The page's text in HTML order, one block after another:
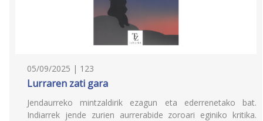
05/09/2025 | 123
Lurraren zati gara
Jendaurreko mintzaldirik ezagun eta ederrenetako bat.
Indiarrek jende zurien aurrerabide zoroari eginiko kritika.